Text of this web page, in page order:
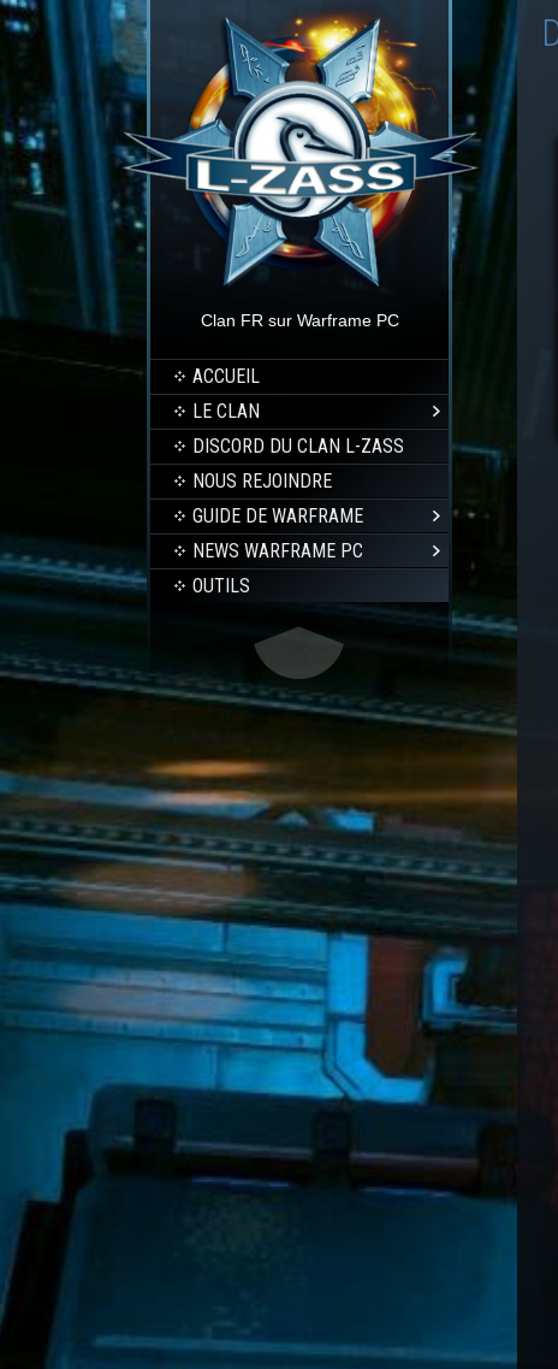
Clan FR sur Warframe PC
ACCUEIL
LE CLAN
DISCORD DU CLAN L-ZASS
NOUS REJOINDRE
GUIDE DE WARFRAME
NEWS WARFRAME PC
OUTILS